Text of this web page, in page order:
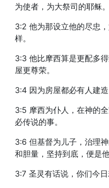
为使者，为大祭司的耶稣。
3:2 他为那设立他的尽忠
样。
3:3 他比摩西算是更配多
屋更尊荣。
3:4 因为房屋都必有人建
3:5 摩西为仆人，在神的
必传说的事。
3:6 但基督为儿子，治理
和胆量，坚持到底，便是他
3:7 圣灵有话说，你们今日